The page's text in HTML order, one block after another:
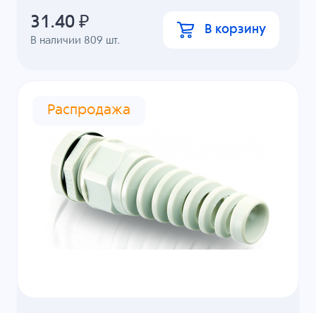
В наличии 809 шт.
31.40 ₽ В корзину
Распродажа